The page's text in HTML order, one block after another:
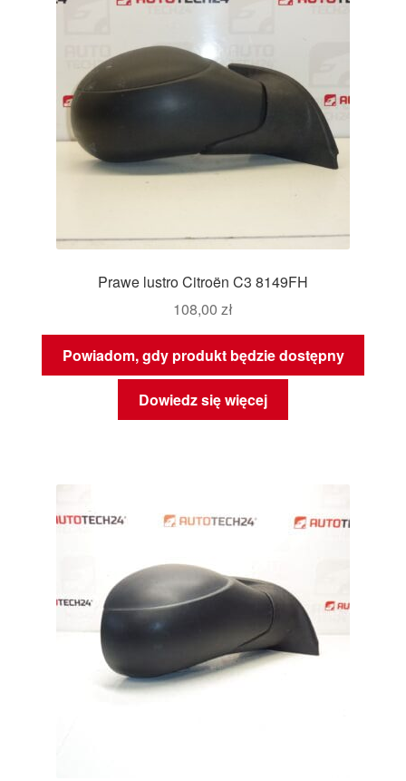
Prawe lustro Citroën C3 8149FH
108,00 zł
Powiadom, gdy produkt będzie dostępny
Dowiedz się więcej